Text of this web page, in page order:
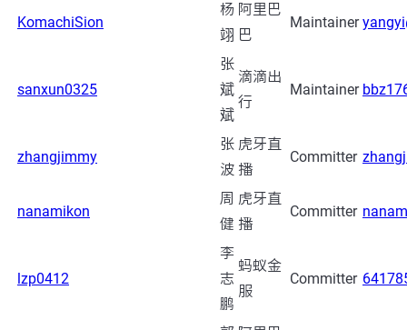
KomachiSion
杨
翊
阿里巴
巴
Maintainer
sanxun0325
张
斌
斌
滴滴出
行
Maintainer
zhangjimmy
张
波
虎牙直
播
Committer
nanamikon
周
健
虎牙直
播
Committer
lzp0412
李
志
鹏
蚂蚁金
服
Committer